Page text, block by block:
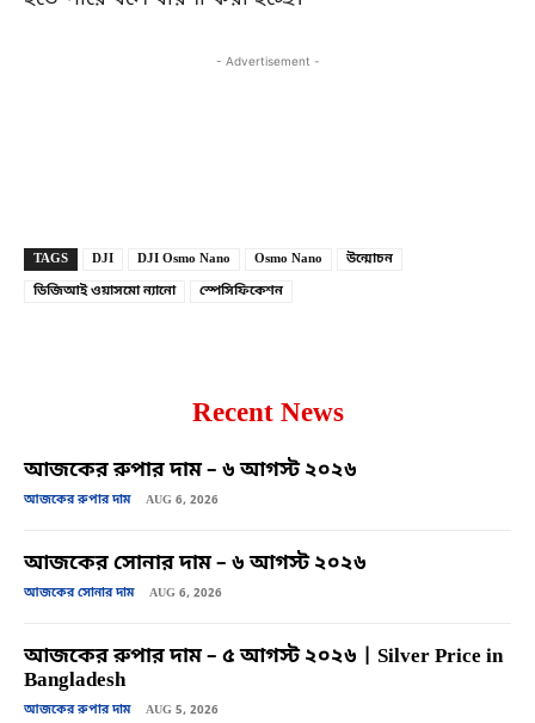
- Advertisement -
TAGS DJI DJI Osmo Nano Osmo Nano
উন্মোচন
ডিজিআই ওয়াসমো ন্যানো
স্পেসিফিকেশন
Recent News
আজকের রুপার দাম – ৬ আগস্ট ২০২৬
আজকের রুপার দাম AUG 6, 2026
আজকের সোনার দাম – ৬ আগস্ট ২০২৬
আজকের সোনার দাম AUG 6, 2026
আজকের রুপার দাম – ৫ আগস্ট ২০২৬ | Silver Price in
Bangladesh
আজকের রুপার দাম AUG 5, 2026